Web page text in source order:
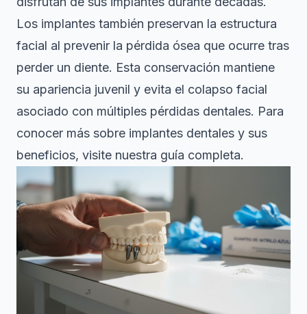
Los implantes también preservan la estructura
facial al prevenir la pérdida ósea que ocurre tras
perder un diente. Esta conservación mantiene
su apariencia juvenil y evita el colapso facial
asociado con múltiples pérdidas dentales. Para
conocer más sobre implantes dentales y sus
beneficios, visite nuestra guía completa.